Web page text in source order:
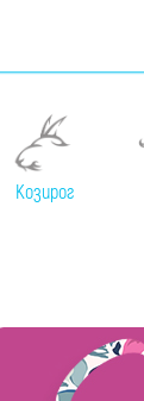
Козирог